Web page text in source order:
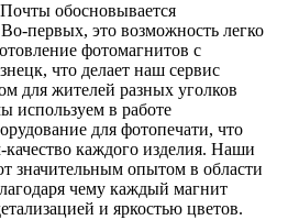
обосновывается
первых, это возможность легко
фотомагнитов с
что делает наш сервис
для жителей разных уголков
используем в работе
для фотопечати, что
каждого изделия. Наши
значительным опытом в области
чему каждый магнит
и яркостью цветов.